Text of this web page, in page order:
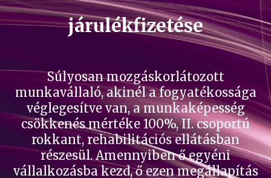
járulékfizetése
Súlyosan mozgáskorlátozott
munkavállaló, akinél a fogyatékossága
véglegesítve van, a munkaképesség
csökkenés mértéke 100%, II. csoportú
rokkant, rehabilitációs ellátásban
részesül. Amennyiben ő egyéni
vállalkozásba kezd, ő ezen megállapítás